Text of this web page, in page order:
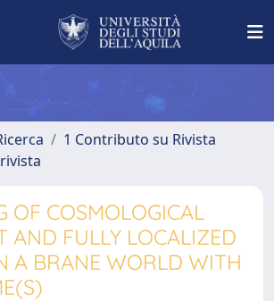
1 Contributo su Rivista
OF COSMOLOGICAL
AND FULLY LOCALIZED
A BRANE WORLD WITH